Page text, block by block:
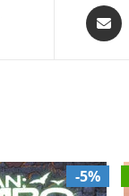
Opens
in
-5%